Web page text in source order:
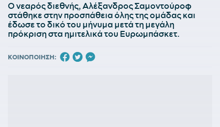
Ο νεαρός διεθνής, Αλέξανδρος Σαμοντούροφ
στάθηκε στην προσπάθεια όλης της ομάδας και
έδωσε το δικό του μήνυμα μετά τη μεγάλη
πρόκριση στα ημιτελικά του Ευρωμπάσκετ.
ΚΟΙΝΟΠΟΙΗΣΗ: